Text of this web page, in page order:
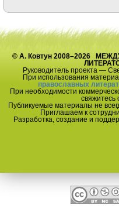
© А. Ковтун 2008–2026
Руководитель проекта —
При использования
православных
При необходимости
свяжитесь
Публикуемые материалы не
Приглашаем к
Разработка, создание и